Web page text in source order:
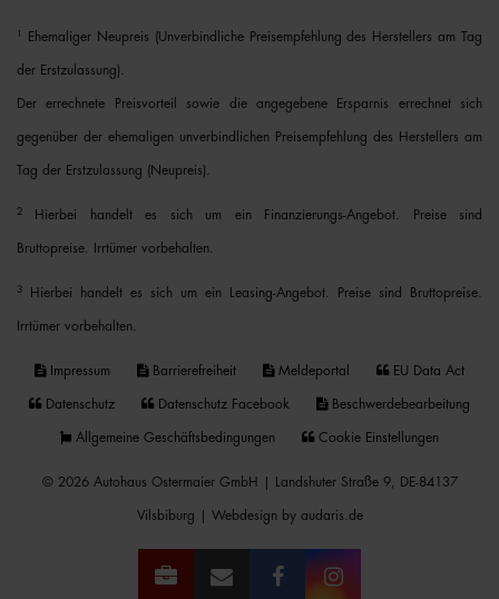
Ehemaliger Neupreis (Unverbindliche Preisempfehlung des Herstellers am Tag
der Erstzulassung).
Der errechnete Preisvorteil sowie die angegebene Ersparnis errechnet sich
gegenüber der ehemaligen unverbindlichen Preisempfehlung des Herstellers am
Tag der Erstzulassung (Neupreis).
2 Hierbei handelt es sich um ein Finanzierungs-Angebot. Preise sind
Bruttopreise. Irrtümer vorbehalten.
3 Hierbei handelt es sich um ein Leasing-Angebot. Preise sind Bruttopreise.
Irrtümer vorbehalten.
Impressum Barrierefreiheit Meldeportal EU Data Act
Datenschutz Datenschutz Facebook Beschwerdebearbeitung
Allgemeine Geschäftsbedingungen Cookie Einstellungen
© 2026 Autohaus Ostermaier GmbH | Landshuter Straße 9, DE-84137
Vilsbiburg | Webdesign by audaris.de